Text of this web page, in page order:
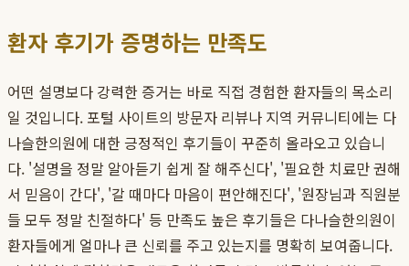
환자 후기가 증명하는 만족도
어떤 설명보다 강력한 증거는 바로 직접 경험한 환자들의 목소리
일 것입니다. 포털 사이트의 방문자 리뷰나 지역 커뮤니티에는 다
나슬한의원에 대한 긍정적인 후기들이 꾸준히 올라오고 있습니
다. '설명을 정말 알아듣기 쉽게 잘 해주신다', '필요한 치료만 권해
서 믿음이 간다', '갈 때마다 마음이 편안해진다', '원장님과 직원분
들 모두 정말 친절하다' 등 만족도 높은 후기들은 다나슬한의원이
환자들에게 얼마나 큰 신뢰를 주고 있는지를 명확히 보여줍니다.